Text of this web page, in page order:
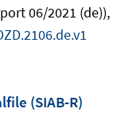
06/2021 (de)),
(SIAB-R)